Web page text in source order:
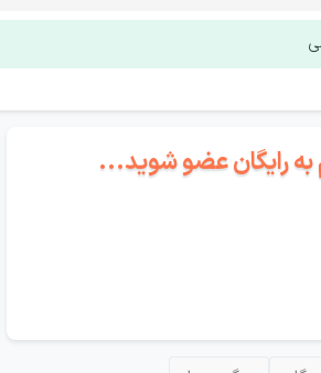
به رایگان عضو شوید...